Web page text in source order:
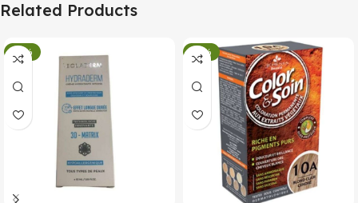
Related Products
-34% -34%